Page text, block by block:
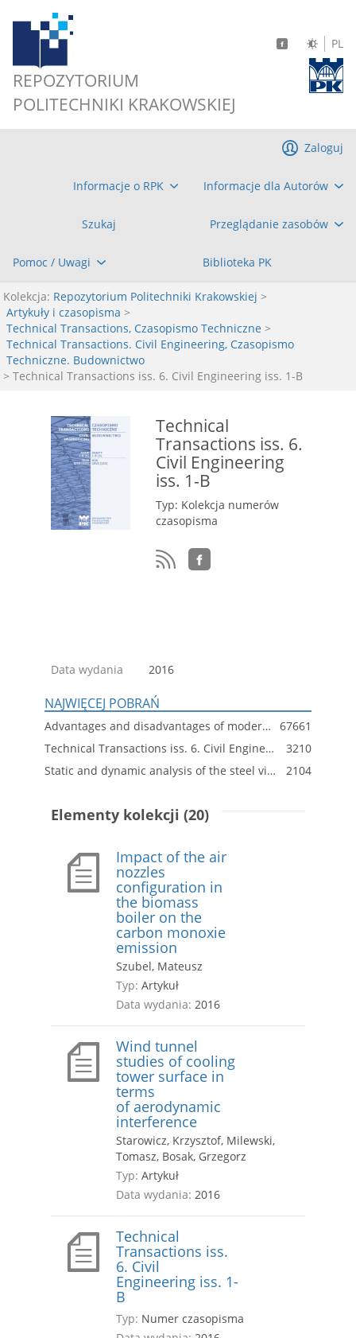
REPOZYTORIUM
POLITECHNIKI KRAKOWSKIEJ
PL
Informacje o RPK Informacje dla Autorów
Szukaj Przeglądanie zasobów
Pomoc / Uwagi Biblioteka PK
Zaloguj
Kolekcja: Repozytorium Politechniki Krakowskiej >
Artykuły i czasopisma >
Technical Transactions, Czasopismo Techniczne >
Technical Transactions. Civil Engineering, Czasopismo
Techniczne. Budownictwo
> Technical Transactions iss. 6. Civil Engineering iss. 1-B
Technical
Transactions iss. 6.
Civil Engineering
iss. 1-B
Typ: Kolekcja numerów
czasopisma
Data wydania 2016
NAJWIĘCEJ POBRAŃ
Advantages and disadvantages of modern methods of construction used for modular schools in Slovakia
67661
Technical Transactions iss. 6. Civil Engineering iss. 1-B
3210
Static and dynamic analysis of the steel viewing platform
2104
Elementy kolekcji (20)
Impact of the air
nozzles
configuration in
the biomass
boiler on the
carbon monoxie
emission
Szubel, Mateusz
Typ: Artykuł
Data wydania: 2016
Wind tunnel
studies of cooling
tower surface in
terms
of aerodynamic
interference
Starowicz, Krzysztof, Milewski,
Tomasz, Bosak, Grzegorz
Typ: Artykuł
Data wydania: 2016
Technical
Transactions iss.
6. Civil
Engineering iss. 1-
B
Typ: Numer czasopisma